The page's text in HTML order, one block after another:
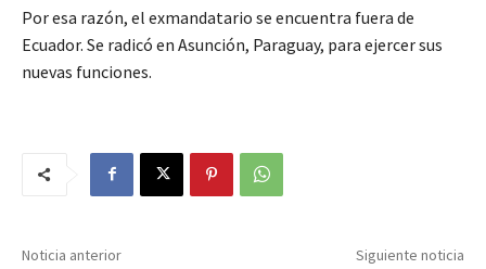
Por esa razón, el exmandatario se encuentra fuera de
Ecuador. Se radicó en Asunción, Paraguay, para ejercer sus
nuevas funciones.
Noticia anterior Siguiente noticia